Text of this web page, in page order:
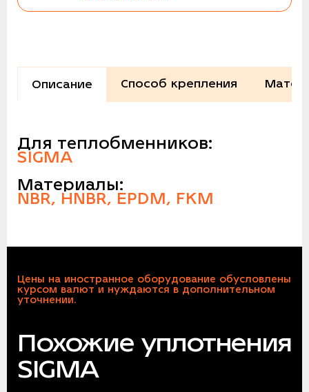
Описание Способ крепления
Для теплобменников:
SIGMA
Материалы:
NBR, HNBR, EPDM, FKM
Цены на иностранное оборудование обусловлены
курсом валют и нуждаются в дополнительном
уточнении.
Похожие уплотнения
SIGMA